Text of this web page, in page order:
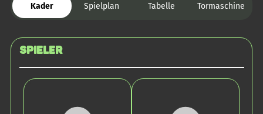
Kader Spielplan Tabelle Tormaschine
Spieler